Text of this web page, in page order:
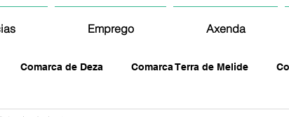
Emprego Axenda
Comarca de Deza Comarca Terra de Melide